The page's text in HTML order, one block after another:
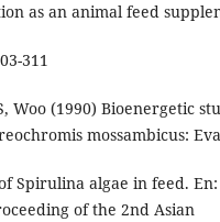
as an animal feed
311
Woo (1990) Bioenergetic
mossambicus:
Spirulina algae in feed.
of the 2nd Asian